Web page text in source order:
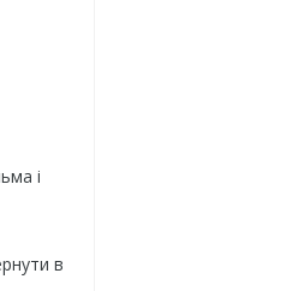
і
в